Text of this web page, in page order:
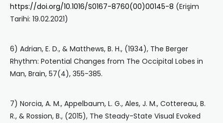
https://doi.org/10.1016/S0167-8760(00)00145-8 (Erişim
Tarihi: 19.02.2021)
6) Adrian, E. D., & Matthews, B. H., (1934), The Berger
Rhythm: Potential Changes from The Occipital Lobes in
Man, Brain, 57(4), 355-385.
7) Norcia, A. M., Appelbaum, L. G., Ales, J. M., Cottereau, B.
R., & Rossion, B., (2015), The Steady-State Visual Evoked